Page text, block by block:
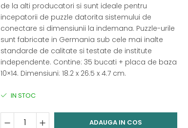
de la alti producatori si sunt ideale pentru
incepatorii de puzzle datorita sistemului de
conectare si dimensiunii la indemana. Puzzle-urile
sunt fabricate in Germania sub cele mai inalte
standarde de calitate si testate de institute
independente. Contine: 35 bucati + placa de baza
10×14. Dimensiuni: 18.2 x 26.5 x 4.7 cm.
IN STOC
ADAUGA IN COS